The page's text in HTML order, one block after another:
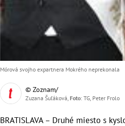
Mórová svojho expartnera Mokrého neprekonala
© Zoznam/
Zuzana Šuľáková, Foto: TG, Peter Frolo
BRATISLAVA – Druhé miesto s